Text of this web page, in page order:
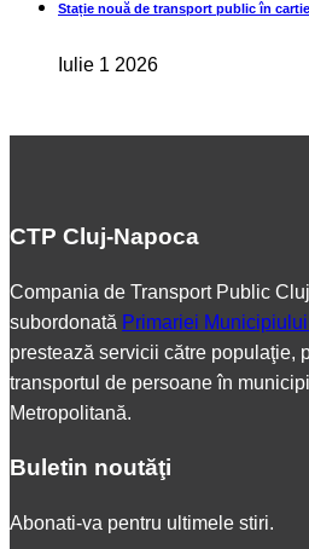
Stație nouă de transport public în
Iulie 1 2026
CTP Cluj-Napoca
Compania de Transport Public
subordonată Primariei
prestează servicii către populaţie,
transportul de persoane în
Metropolitană.
Buletin noutăţi
Abonati-va pentru ultimele stiri.